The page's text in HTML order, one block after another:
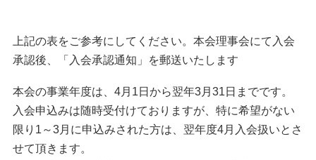
上記の表をご参考にしてください。本会理事会にて入会
承認後、「入会承認通知」を郵送いたします
本会の事業年度は、4月1日から翌年3月31日までです。
入会申込みは随時受付けておりますが、特に希望がない
限り1～3月に申込みされた方は、翌年度4月入会扱いとさ
せて頂きます。